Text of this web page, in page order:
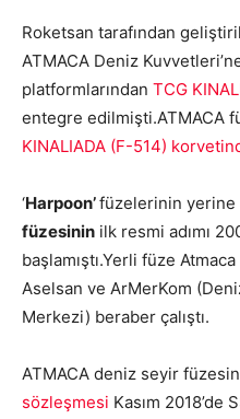
Roketsan tarafından
ATMACA Deniz
platformlarından TCG
entegre edilmişti.ATMACA
KINALIADA (F-514)
‘Harpoon’füzelerinin yerine
füzesinin ilk resmi adımı
başlamıştı.Yerli füze
Aselsan ve ArMerKom
Merkezi) beraber çalıştı.
ATMACA deniz seyir
sözleşmesi Kasım 2018’de